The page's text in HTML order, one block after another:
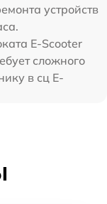
устройств
E-Scooter
сложного
в сц E-